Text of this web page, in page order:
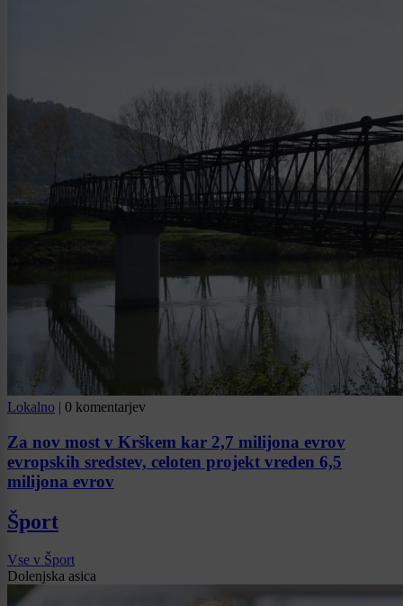
Lokalno | 0 komentarjev
Za nov most v Krškem kar 2,7 milijona evrov
evropskih sredstev, celoten projekt vreden 6,5
milijona evrov
Šport
Vse v Šport
Dolenjska asica